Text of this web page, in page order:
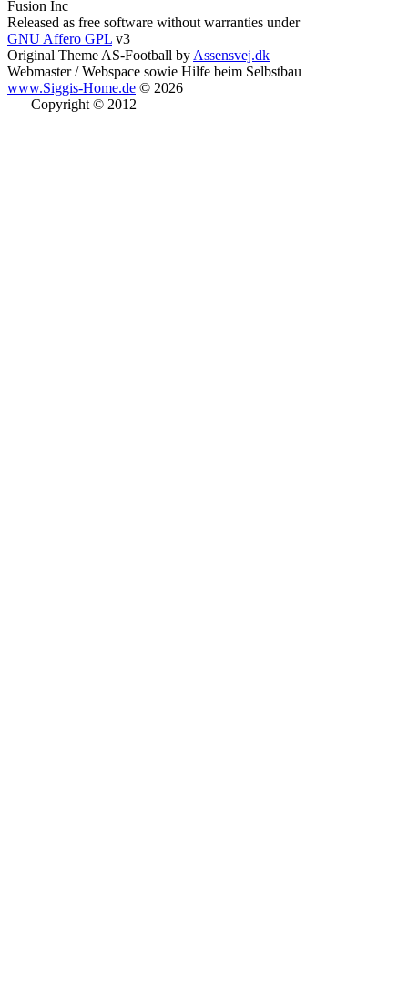
Fusion Inc
Released as free software without warranties under
GNU Affero GPL v3
Original Theme AS-Football by Assensvej.dk
Webmaster / Webspace sowie Hilfe beim Selbstbau
www.Siggis-Home.de © 2026
Copyright © 2012